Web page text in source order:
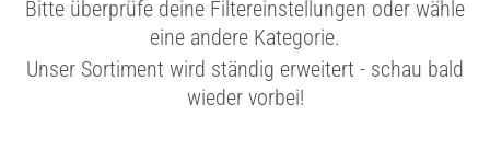
Bitte überprüfe deine Filtereinstellungen oder wähle
eine andere Kategorie.
Unser Sortiment wird ständig erweitert - schau bald
wieder vorbei!